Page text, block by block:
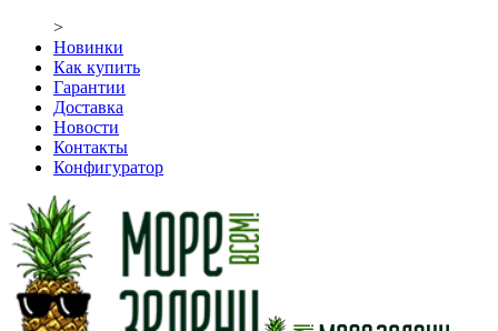
>
Новинки
Как купить
Гарантии
Доставка
Новости
Контакты
Конфигуратор